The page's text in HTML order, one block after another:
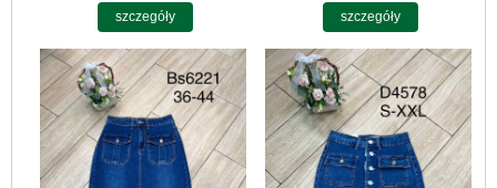
szczegóły szczegóły